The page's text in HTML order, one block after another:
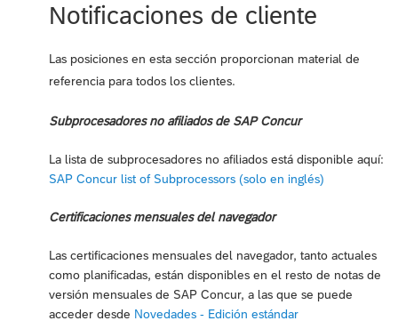
Notificaciones de cliente
Las posiciones en esta sección proporcionan material de
referencia para todos los clientes.
Subprocesadores no afiliados de SAP Concur
La lista de subprocesadores no afiliados está disponible aquí:
SAP Concur list of Subprocessors (solo en inglés)
Certificaciones mensuales del navegador
Las certificaciones mensuales del navegador, tanto actuales
como planificadas, están disponibles en el resto de notas de
versión mensuales de SAP Concur, a las que se puede
acceder desde Novedades - Edición estándar